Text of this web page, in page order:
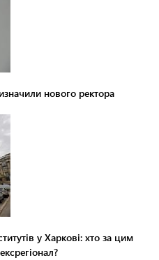
нового ректора
у Харкові: хто за цим